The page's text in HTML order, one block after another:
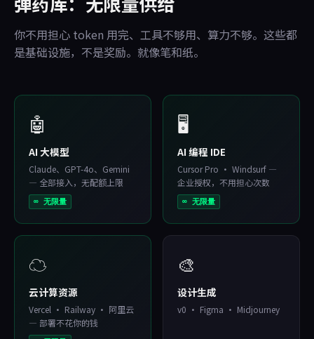
你不用担心 token 用完、工具不够用、算力不够。这些都
是基础设施，不是奖励。就像笔和纸。
🤖
AI 大模型
Claude、GPT-4o、Gemini
— 全部接入，无配额上限
∞ 无限量
🖥️
AI 编程 IDE
Cursor Pro · Windsurf —
企业授权，不用担心次数
∞ 无限量
☁️
云计算资源
Vercel · Railway · 阿里云
— 部署不花你的钱
🎨
设计生成
v0 · Figma · Midjourney